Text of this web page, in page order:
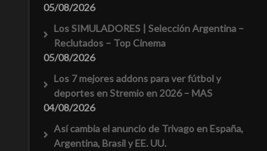
05/08/2026
Los SIMULADORES | Selección Argentina –
Reclutados – Top Cinema
05/08/2026
Los 7 mejores addons para ver fútbol y
deportes en Stremio en 2026 – MAS
04/08/2026
Así cambia el anuncio de Trivago en España,
Argentina, Brasil y EE. UU.